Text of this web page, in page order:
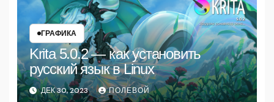
ГРАФИКА
Krita 5.0.2 — как установить
русский язык в Linux
ДЕК 30, 2023 ПОЛЕВОЙ